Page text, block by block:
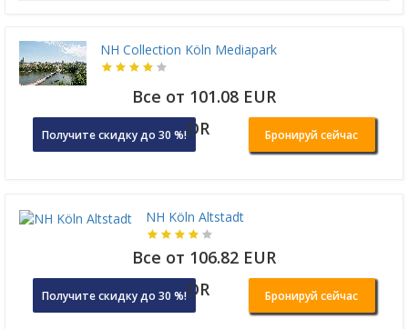
NH Collection Köln Mediapark
Все от 101.08 EUR
Получите скидку до 30 %!OR Бронируй сейчас
NH Köln Altstadt
Все от 106.82 EUR
Получите скидку до 30 %!OR Бронируй сейчас